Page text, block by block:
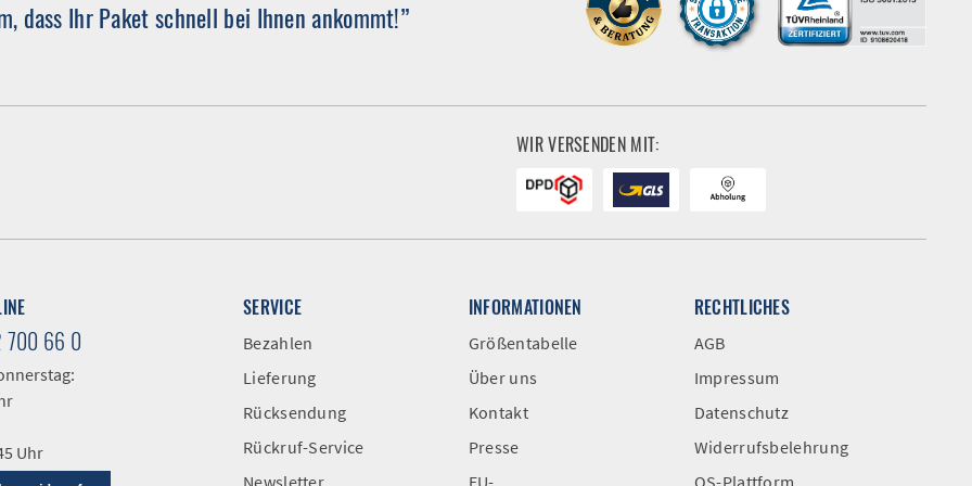
dass Ihr Paket schnell bei Ihnen ankommt!”
WIR VERSENDEN MIT:
700 66 0
Uhr
SERVICE
Bezahlen
Lieferung
Rücksendung
Rückruf-Service
Newsletter
INFORMATIONEN
Größentabelle
Über uns
Kontakt
Presse
EU-
RECHTLICHES
AGB
Impressum
Datenschutz
Widerrufsbelehrung
OS-Plattform